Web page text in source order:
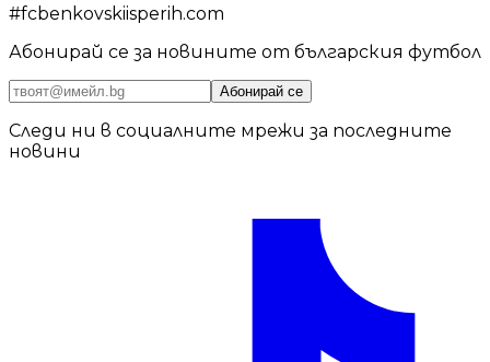
#fcbenkovskiisperih.com
Абонирай се за новините от българския футбол
Абонирай се
Следи ни в социалните мрежи за последните
новини